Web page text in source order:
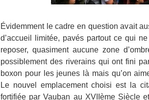
Évidemment le cadre en question avait
d’accueil limitée, pavés partout ce qui
reposer, quasiment aucune zone
possiblement des riverains qui ont fini
boxon pour les jeunes là mais qu’on
Le nouvel emplacement choisi est la
fortifiée par Vauban au XVIIème Siècle